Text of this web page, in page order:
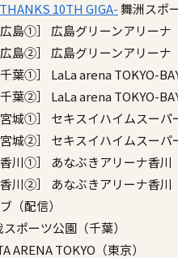
10TH GIGA-舞洲スポ
島①］
広島グリーンアリーナ
島②］
広島グリーンアリーナ
葉①］
LaLa arena TOKYO-
葉②］
LaLa arena TOKYO-
城①］
セキスイハイムスーパ
城②］
セキスイハイムスーパ
川①］
あなぶきアリーナ香川
川②］
あなぶきアリーナ香川
（配信）
ポーツ公園（千葉）
ARENA TOKYO（東京）